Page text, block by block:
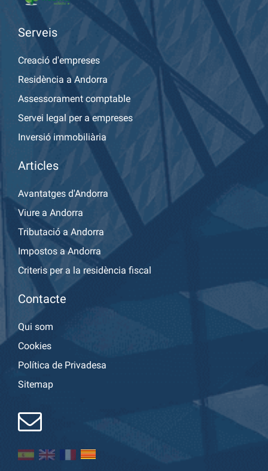
Serveis
Creació d'empreses
Residència a Andorra
Assessorament comptable
Servei legal per a empreses
Inversió immobiliària
Articles
Avantatges d'Andorra
Viure a Andorra
Tributació a Andorra
Impostos a Andorra
Criteris per a la residència fiscal
Contacte
Qui som
Cookies
Política de Privadesa
Sitemap